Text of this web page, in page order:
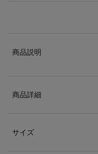
商品説明
商品詳細
サイズ